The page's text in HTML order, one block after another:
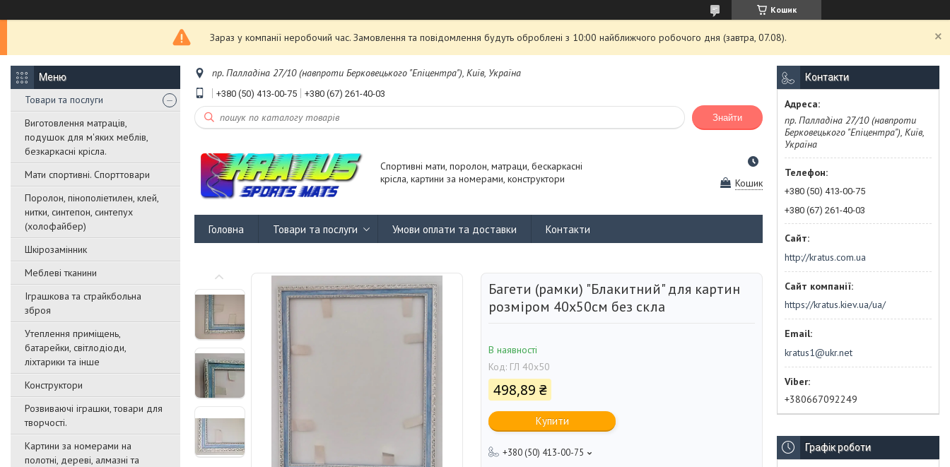
Кошик
Зараз у компанії неробочий час. Замовлення та повідомлення будуть оброблені з 10:00 найближчого робочого дня (завтра, 07.08).
Товари та послуги
Виготовлення матраців,
подушок для м'яких меблів,
безкаркасні крісла.
Мати спортивні. Спорттовари
Поролон, пінополіетилен, клей,
нитки, синтепон, синтепух
(холофайбер)
Шкірозамінник
Меблеві тканини
Іграшкова та страйкбольна
зброя
Утеплення приміщень,
батарейки, світлодіоди,
ліхтарики та інше
Конструктори
Розвиваючі іграшки, товари для
творчості.
Картини за номерами на
полотні, дереві, алмазні та
пр. Палладіна 27/10 (навпроти Берковецького "Епіцентра"), Київ, Україна
+380 (50) 413-00-75 +380 (67) 261-40-03
Знайти
Спортивні мати, поролон, матраци, бескаркасні
крісла, картини за номерами, конструктори
Кошик
Головна Товари та послуги Умови оплати та доставки Контакти
Багети (рамки) "Блакитний" для картин
розміром 40х50см без скла
В наявності
Код: ГЛ 40x50
498,89 ₴
Купити
+380 (50) 413-00-75
Контакти
пр. Палладіна 27/10 (навпроти
Берковецького "Епіцентра"), Київ,
Україна
+380 (50) 413-00-75
+380 (67) 261-40-03
http://kratus.com.ua
https://kratus.kiev.ua/ua/
kratus1@ukr.net
+380667092249
Графік роботи